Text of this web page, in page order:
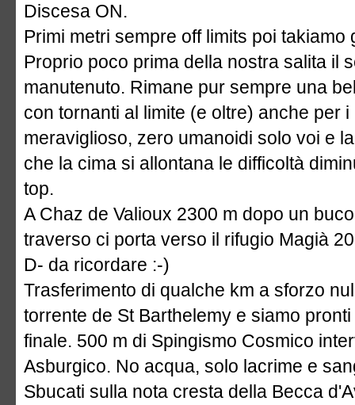
Discesa ON.
Primi metri sempre off limits poi
Proprio poco prima della nostra salita il
manutenuto. Rimane pur sempre una
con tornanti al limite (e oltre) anche per
meraviglioso, zero umanoidi solo voi e
che la cima si allontana le difficoltà
top.
A Chaz de Valioux 2300 m dopo un
traverso ci porta verso il rifugio Magià
D- da ricordare :-)
Trasferimento di qualche km a sforzo
torrente de St Barthelemy e siamo
finale. 500 m di Spingismo Cosmico
Asburgico. No acqua, solo lacrime e
Sbucati sulla nota cresta della Becca